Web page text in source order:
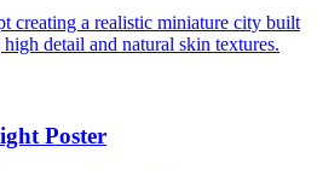
creating a realistic miniature city built
detail and natural skin textures.
Poster